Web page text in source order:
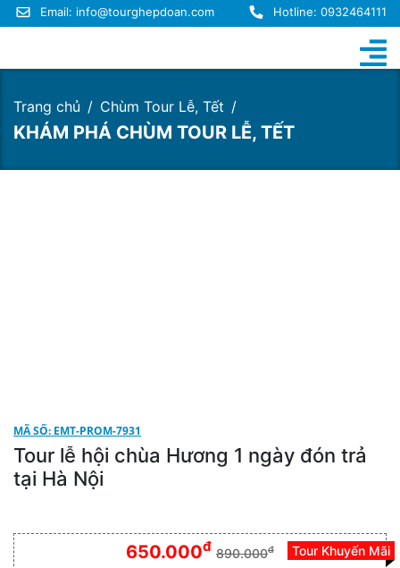
Email: info@tourghepdoan.com Hotline: 0932464111
Trang chủ Chùm Tour Lễ, Tết
KHÁM PHÁ CHÙM TOUR LỄ, TẾT
MÃ SỐ: EMT-PROM-7931
Tour lễ hội chùa Hương 1 ngày đón trả
tại Hà Nội
650.000đ 890.000đ Tour Khuyến Mãi